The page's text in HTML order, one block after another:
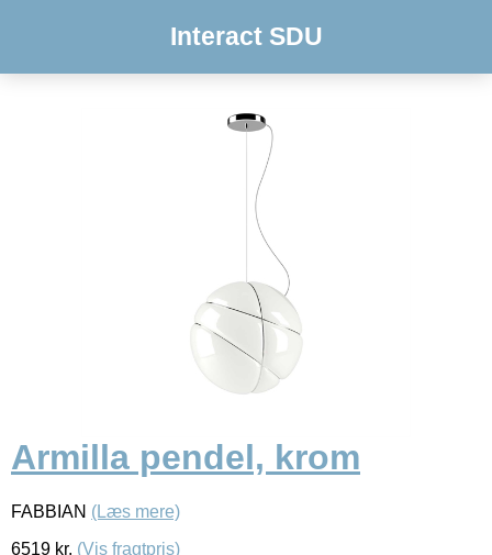
Interact SDU
Armilla pendel, krom
FABBIAN (Læs mere)
6519 kr. (Vis fragtpris)